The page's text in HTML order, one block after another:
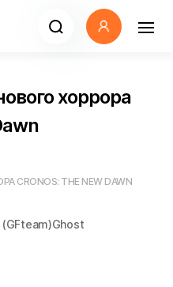
хоррора
THE NEW DAWN
(GFteam)Ghost